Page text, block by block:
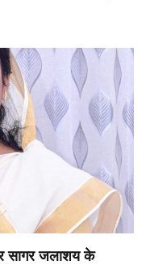
सागर जलाशय के